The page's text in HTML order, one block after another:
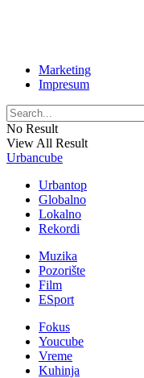
Marketing
Impresum
No Result
View All Result
Urbancube
Urbantop
Globalno
Lokalno
Rekordi
Muzika
Pozorište
Film
ESport
Fokus
Youcube
Vreme
Kuhinja